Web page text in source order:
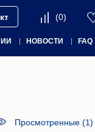
(0)
НОВОСТИ FAQ
Просмотренные (1)